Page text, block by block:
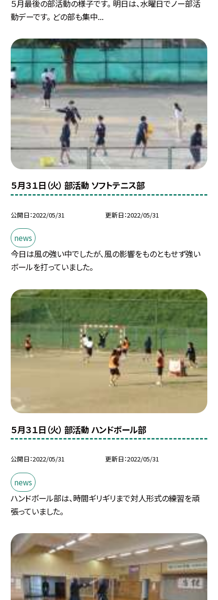
５月最後の部活動の様子です。 明日は、水曜日でノー部活
動デーです。 どの部も集中...
５月３１日（火） 部活動 ソフトテニス部
公開日 2022/05/31 更新日 2022/05/31
news
今日は風の強い中でしたが、風の影響をものともせず強い
ボールを打っていました。
５月３１日（火） 部活動 ハンドボール部
公開日 2022/05/31 更新日 2022/05/31
news
ハンドボール部は、時間ギリギリまで対人形式の練習を頑
張っていました。